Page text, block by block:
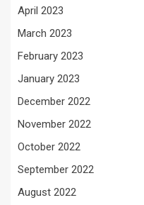
April 2023
March 2023
February 2023
January 2023
December 2022
November 2022
October 2022
September 2022
August 2022